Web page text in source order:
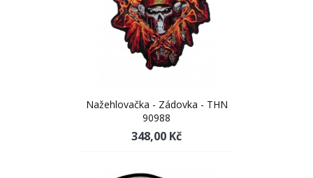
Nažehlovačka - Zádovka - THN
90988
348,00 Kč